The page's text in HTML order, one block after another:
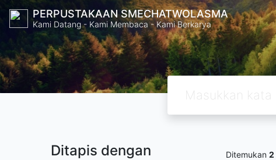
PERPUSTAKAAN SMECHATWOLASMA
Kami Datang - Kami Membaca - Kami Berkarya
Ditapis dengan Ditemukan 2